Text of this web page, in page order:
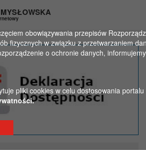
obowiązywania przepisów
fizycznych w związku z przetwarzaniem
o ochronie danych,
pliki cookies w celu dostosowania
zebrań z
>
mieszkańcami